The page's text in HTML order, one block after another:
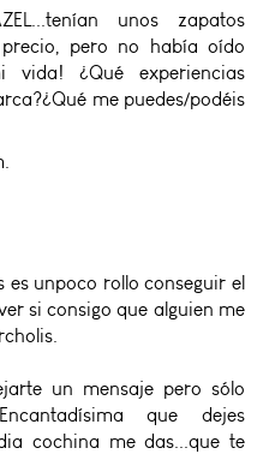
unos zapatos
pero no había oído
¿Qué experiencias
me puedes/podéis
es unpoco rollo conseguir el
si consigo que alguien me
un mensaje pero sólo
que dejes
cochina me das...que te